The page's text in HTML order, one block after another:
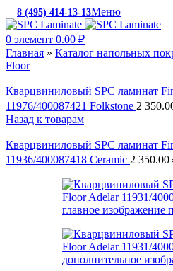
8 (495) 414-13-13Меню
0 элемент 0.00 ₽
Главная » Каталог напольных
Floor
Кварцвиниловый SPC ламинат
11976/400087421 Folkstone 2
Назад к товарам
Кварцвиниловый SPC ламинат
11936/400087418 Ceramic 2 350.00